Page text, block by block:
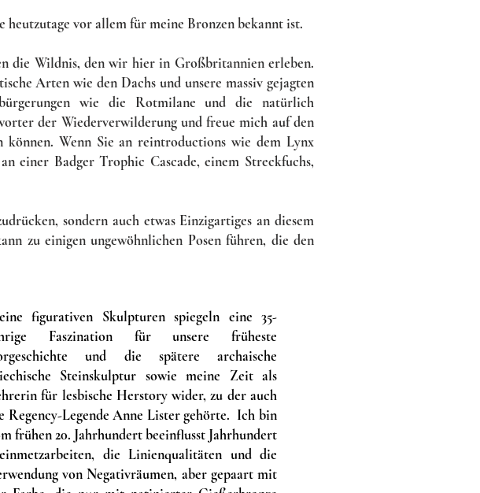
vor allem für meine Bronzen bekannt ist.
die Wildnis, den wir hier in Großbritannien erleben.
Arten wie den Dachs und unsere massiv gejagten
wie die Rotmilane und die natürlich
der Wiederverwilderung und freue mich auf den
Wenn Sie an reintroductions wie dem Lynx
einer Badger Trophic Cascade, einem Streckfuchs,
sondern auch etwas Einzigartiges an diesem
zu einigen ungewöhnlichen Posen führen, die den
figurativen Skulpturen spiegeln eine 35-
Faszination für unsere früheste
und die spätere archaische
Steinskulptur sowie meine Zeit als
für lesbische Herstory wider, zu der auch
Regency-Legende Anne Lister gehörte. Ich bin
frühen 20. Jahrhundert beeinflusst Jahrhundert
die Linienqualitäten und die
von Negativräumen, aber gepaart mit